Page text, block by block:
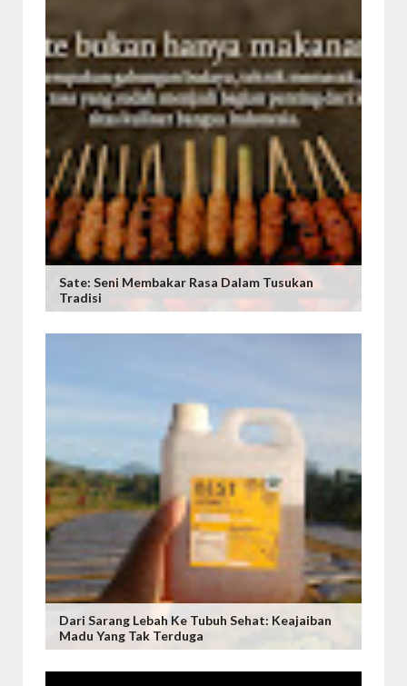
Sate: Seni Membakar Rasa Dalam Tusukan
Tradisi
Dari Sarang Lebah Ke Tubuh Sehat: Keajaiban
Madu Yang Tak Terduga